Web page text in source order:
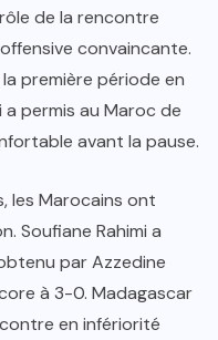
de la rencontre
convaincante.
première période en
permis au Maroc de
avant la pause.
les Marocains ont
Soufiane Rahimi a
par Azzedine
à 3-0. Madagascar
en infériorité